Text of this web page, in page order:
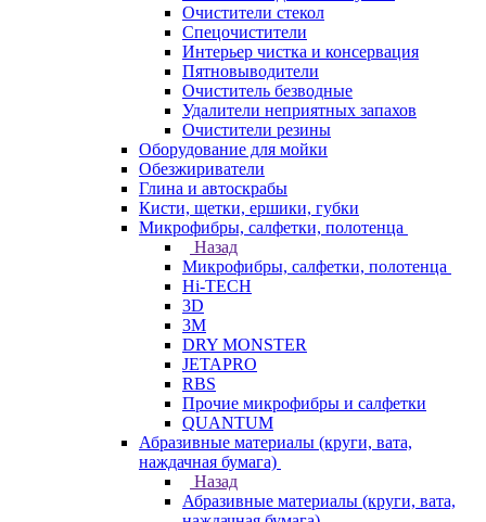
Очистители стекол
Спецочистители
Интерьер чистка и консервация
Пятновыводители
Очиститель безводные
Удалители неприятных запахов
Очистители резины
Оборудование для мойки
Обезжириватели
Глина и автоскрабы
Кисти, щетки, ершики, губки
Микрофибры, салфетки, полотенца
Назад
Микрофибры, салфетки, полотенца
Hi-TECH
3D
3М
DRY MONSTER
JETAPRO
RBS
Прочие микрофибры и салфетки
QUANTUM
Абразивные материалы (круги, вата,
наждачная бумага)
Назад
Абразивные материалы (круги, вата,